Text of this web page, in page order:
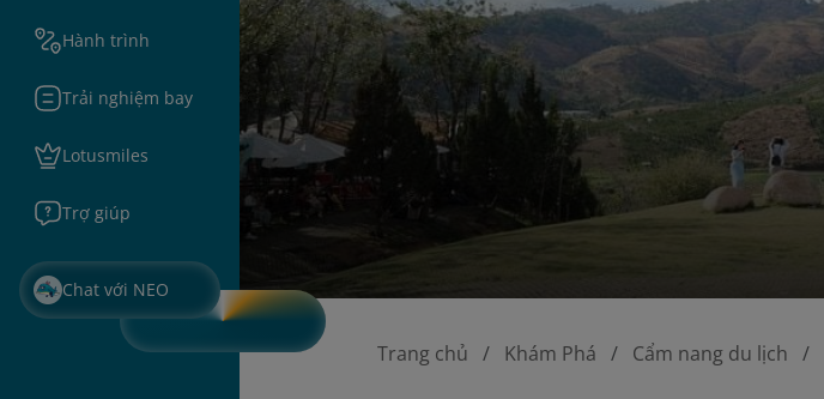
Hành trình
Trải nghiệm bay
Lotusmiles
Trợ giúp
Chat với NEO
Trang chủ Khám Phá Cẩm nang du lịch